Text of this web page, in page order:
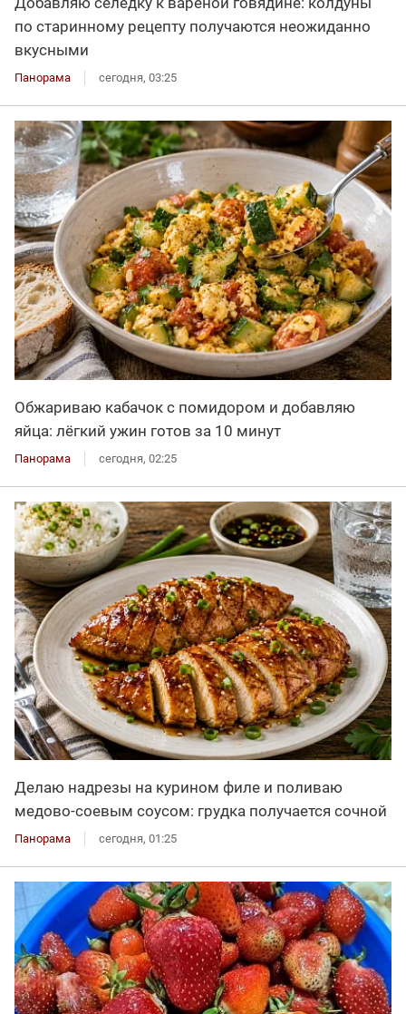
по старинному рецепту получаются неожиданно
вкусными
Панорама сегодня, 03:25
Обжариваю кабачок с помидором и добавляю
яйца: лёгкий ужин готов за 10 минут
Панорама сегодня, 02:25
Делаю надрезы на курином филе и поливаю
медово-соевым соусом: грудка получается сочной
Панорама сегодня, 01:25